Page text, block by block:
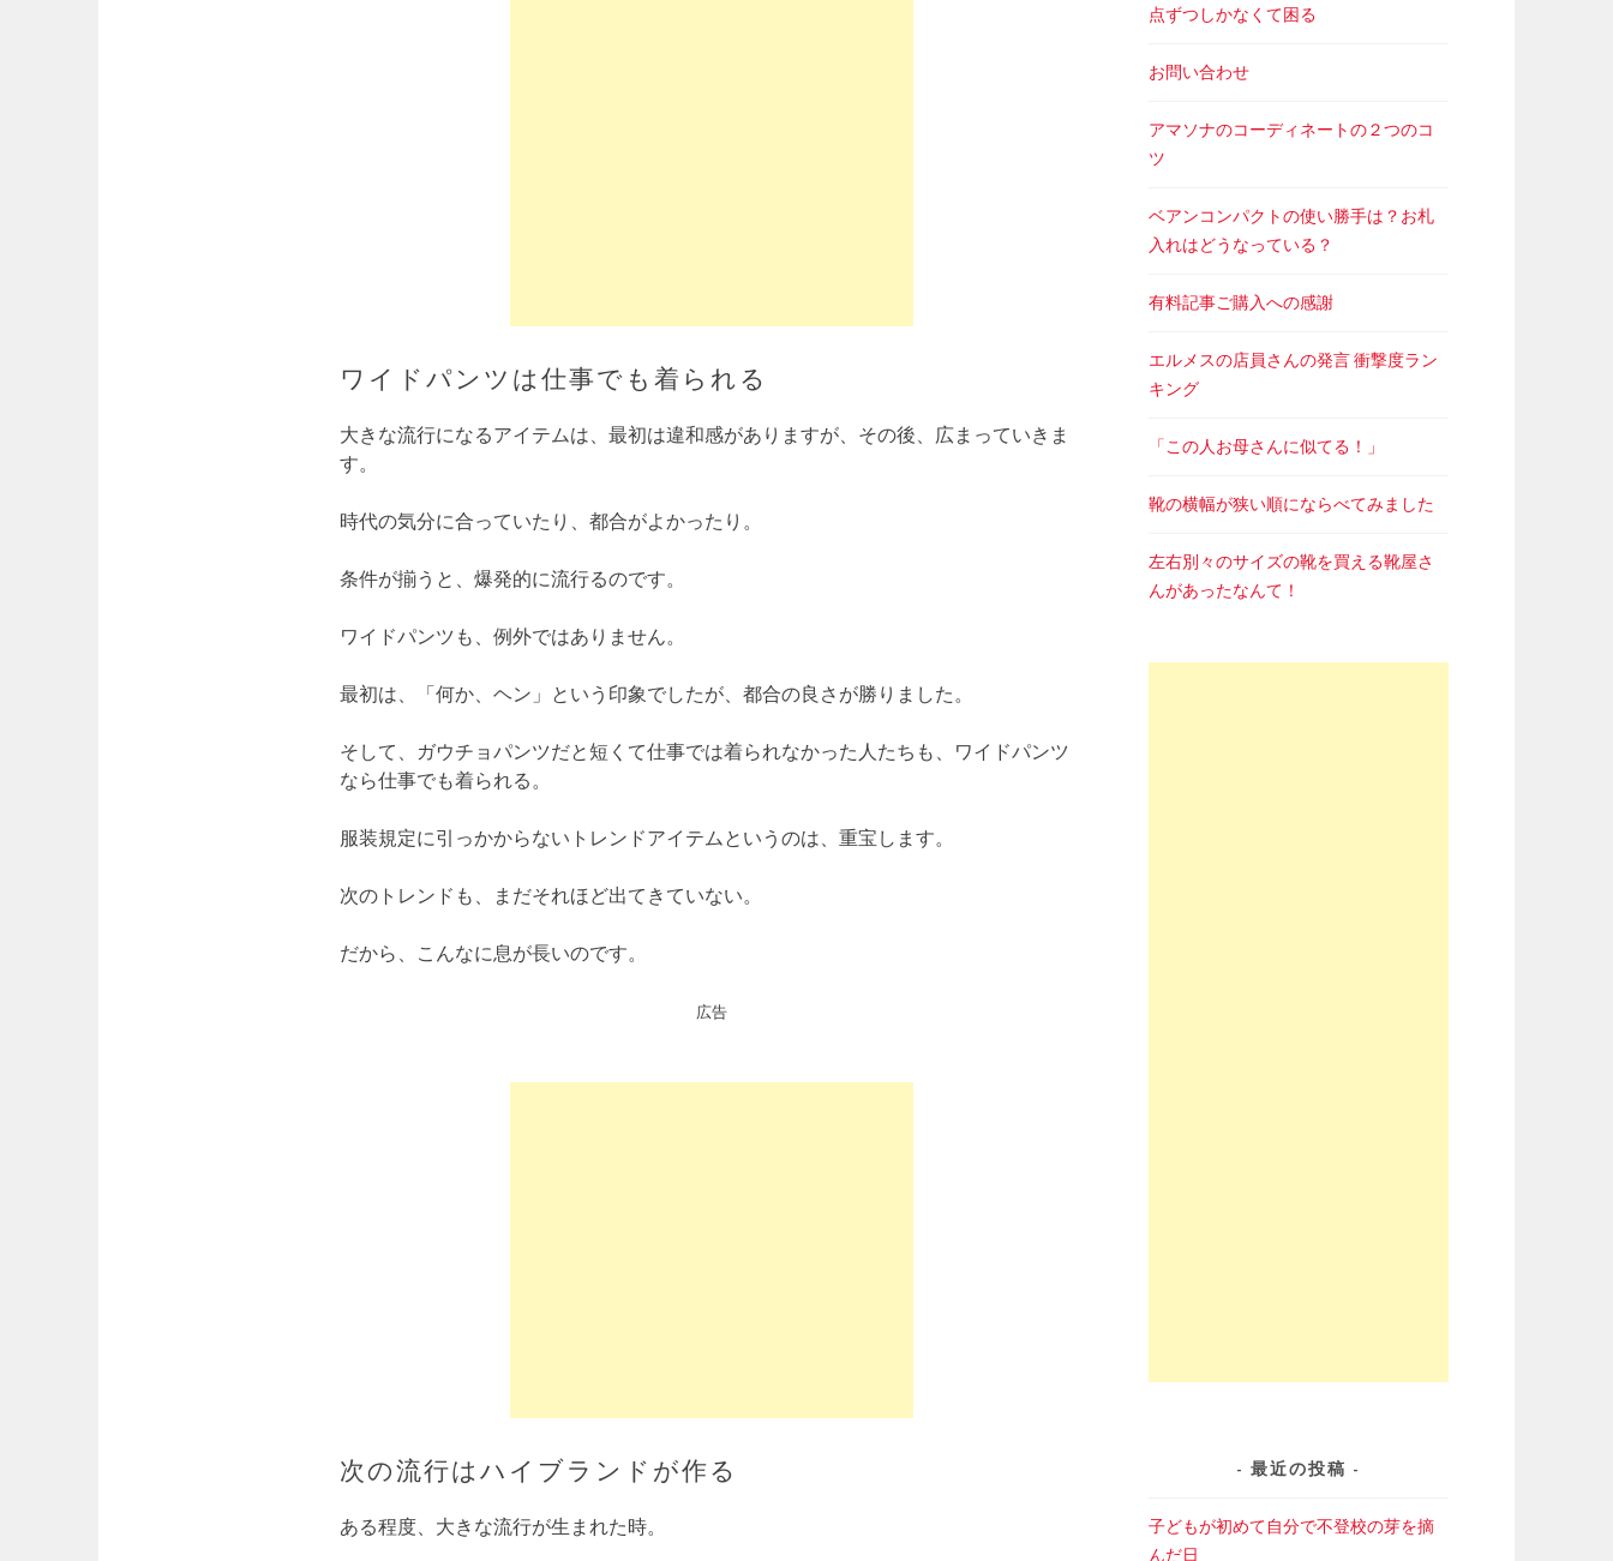
ワイドパンツは仕事でも着られる
大きな流行になるアイテムは、最初は違和感がありますが、その後、広まっていきま
す。
時代の気分に合っていたり、都合がよかったり。
条件が揃うと、爆発的に流行るのです。
ワイドパンツも、例外ではありません。
最初は、「何か、ヘン」という印象でしたが、都合の良さが勝りました。
そして、ガウチョパンツだと短くて仕事では着られなかった人たちも、ワイドパンツ
なら仕事でも着られる。
服装規定に引っかからないトレンドアイテムというのは、重宝します。
次のトレンドも、まだそれほど出てきていない。
だから、こんなに息が長いのです。
広告
次の流行はハイブランドが作る
ある程度、大きな流行が生まれた時。
点ずつしかなくて困る
お問い合わせ
アマソナのコーディネートの２つのコ
ツ
ベアンコンパクトの使い勝手は？お札
入れはどうなっている？
有料記事ご購入への感謝
エルメスの店員さんの発言 衝撃度ラン
キング
「この人お母さんに似てる！」
靴の横幅が狭い順にならべてみました
左右別々のサイズの靴を買える靴屋さ
んがあったなんて！
最近の投稿
子どもが初めて自分で不登校の芽を摘
んだ日